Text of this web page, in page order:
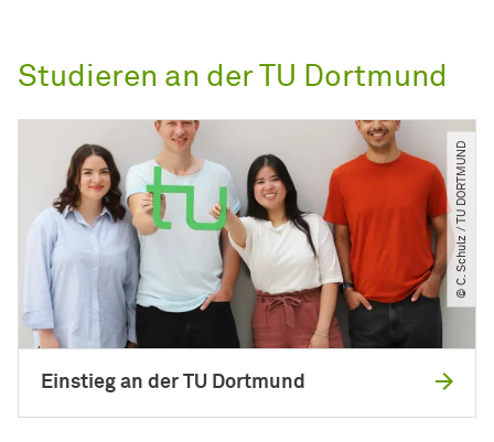
Studieren an der TU Dortmund
© C. Schulz ​/​ TU DORTMUND
Einstieg an der TU Dortmund